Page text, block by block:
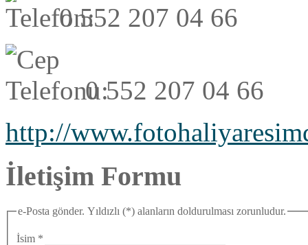
0 552 207 04 66
0 552 207 04 66
http://
İletişim Formu
e-Posta gönder. Yıldızlı (*) alanların doldurulması zorunludur.
İsim *